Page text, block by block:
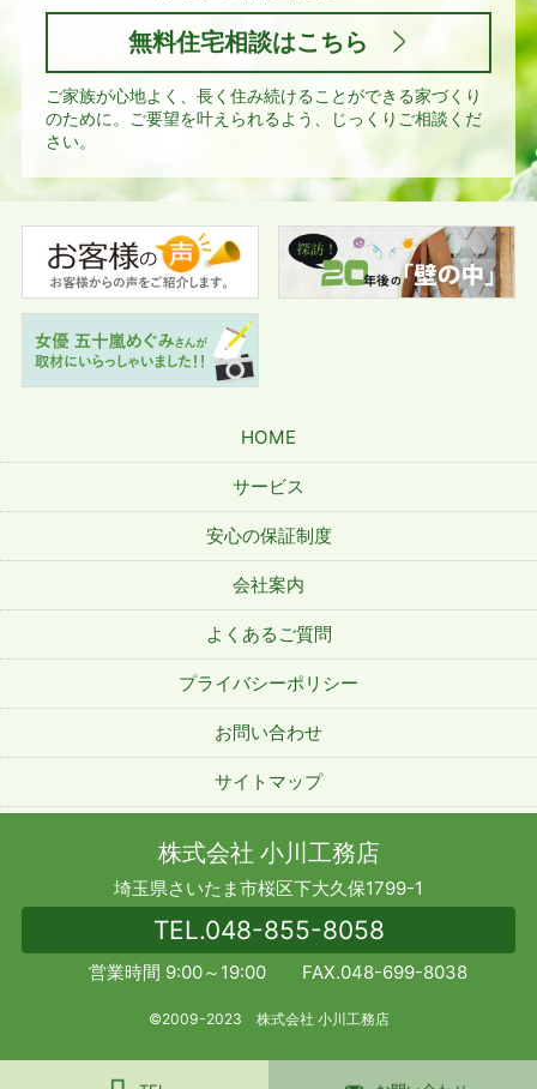
無料住宅相談はこちら
ご家族が心地よく、長く住み続けることができる家づくり
のために。
ご要望を叶えられるよう、じっくりご相談くだ
さい。
HOME
サービス
安心の保証制度
会社案内
よくあるご質問
プライバシーポリシー
お問い合わせ
サイトマップ
株式会社 小川工務店
埼玉県さいたま市桜区下大久保1799-1
TEL.048-855-8058
営業時間 9:00～19:00 FAX.048-699-8038
©2009-2023 株式会社 小川工務店